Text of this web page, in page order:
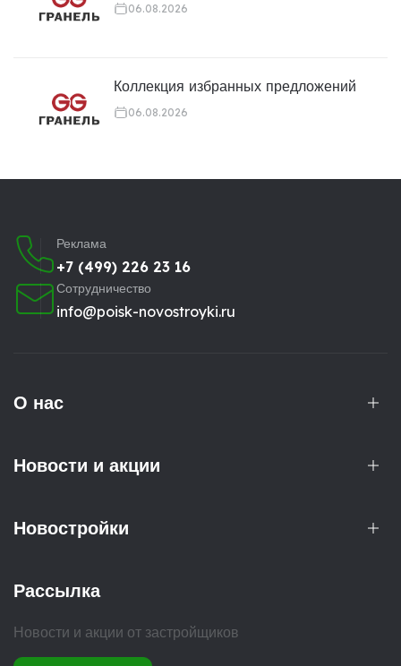
06.08.2026
Коллекция избранных предложений
06.08.2026
Реклама
+7 (499) 226 23 16
Сотрудничество
info@poisk-novostroyki.ru
О нас
Новости и акции
Новостройки
Рассылка
Новости и акции от застройщиков